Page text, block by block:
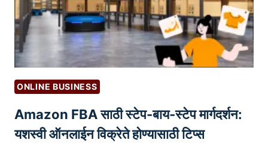
R
C
E
I
N
V
N
T
H
A
T
G
P
T
च्या
प्र
ONLINE BUSINESS
Amazon FBA साठी स्टेप-बाय-स्टेप मार्गदर्शन:
यशस्वी ऑनलाईन विक्रेते होण्यासाठी टिप्स